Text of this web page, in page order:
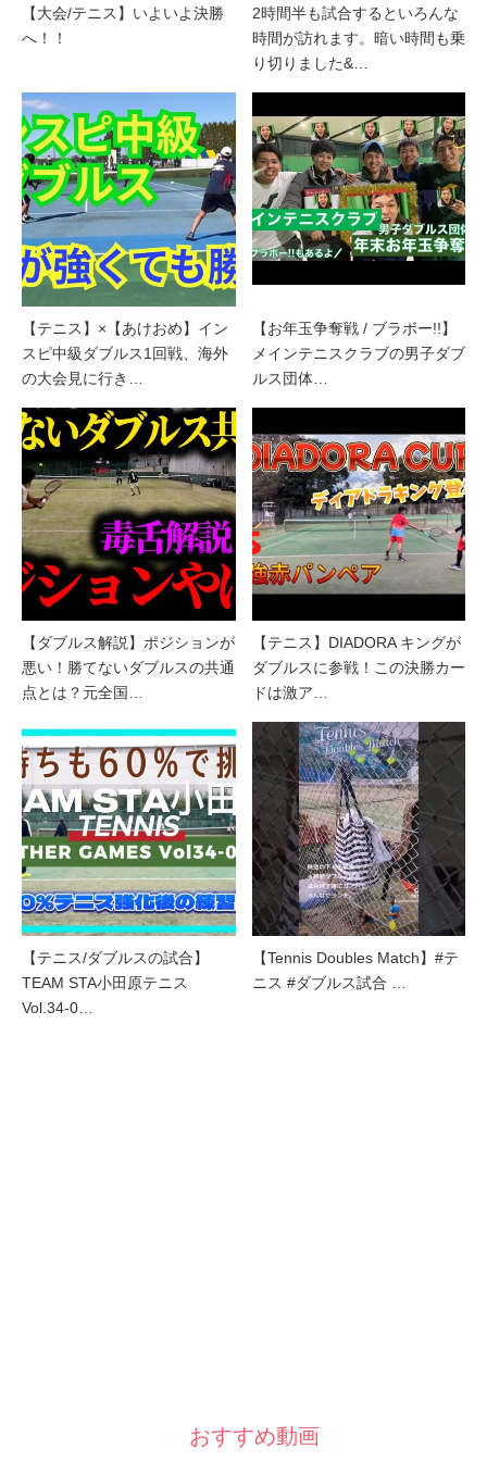
【大会/テニス】いよいよ決勝
へ！！
2時間半も試合するといろんな
時間が訪れます。暗い時間も乗
り切りました&…
【テニス】×【あけおめ】イン
スピ中級ダブルス1回戦、海外
の大会見に行き…
【お年玉争奪戦 / ブラボー!!】
メインテニスクラブの男子ダブ
ルス団体…
【ダブルス解説】ポジションが
悪い！勝てないダブルスの共通
点とは？元全国…
【テニス】DIADORA キングが
ダブルスに参戦！この決勝カー
ドは激ア…
【テニス/ダブルスの試合】
TEAM STA小田原テニス
Vol.34-0…
【Tennis Doubles Match】#テ
ニス #ダブルス試合 …
おすすめ動画